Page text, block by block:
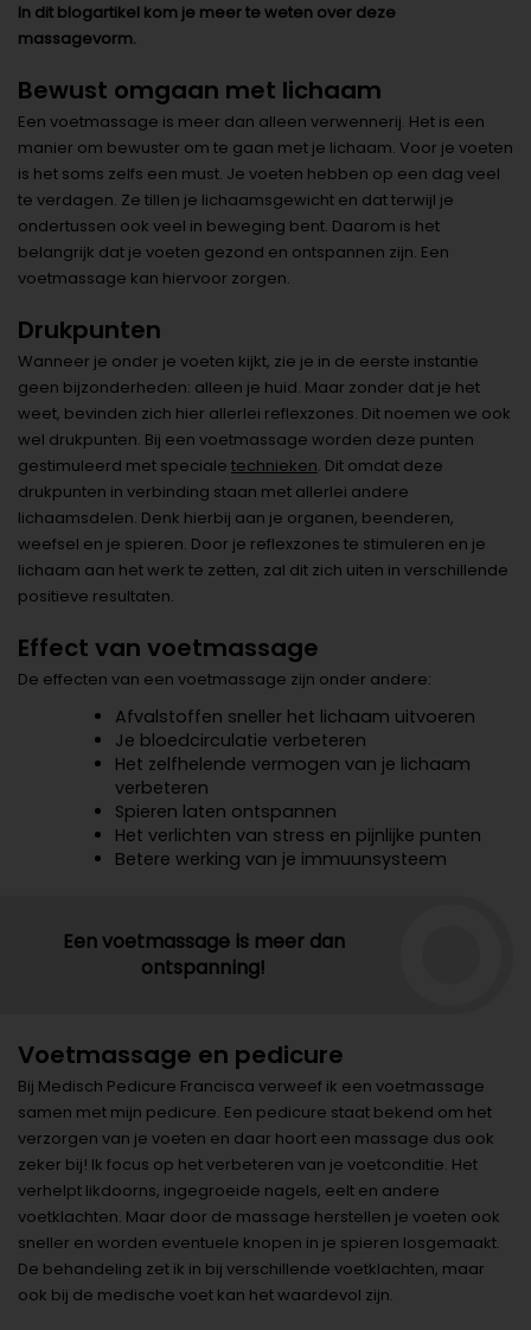
In dit blogartikel kom je meer te weten over deze
massagevorm.
Bewust omgaan met lichaam
Een voetmassage is meer dan alleen verwennerij. Het is een
manier om bewuster om te gaan met je lichaam. Voor je voeten
is het soms zelfs een must. Je voeten hebben op een dag veel
te verdagen. Ze tillen je lichaamsgewicht en dat terwijl je
ondertussen ook veel in beweging bent. Daarom is het
belangrijk dat je voeten gezond en ontspannen zijn. Een
voetmassage kan hiervoor zorgen.
Drukpunten
Wanneer je onder je voeten kijkt, zie je in de eerste instantie
geen bijzonderheden: alleen je huid. Maar zonder dat je het
weet, bevinden zich hier allerlei reflexzones. Dit noemen we ook
wel drukpunten. Bij een voetmassage worden deze punten
gestimuleerd met speciale technieken. Dit omdat deze
drukpunten in verbinding staan met allerlei andere
lichaamsdelen. Denk hierbij aan je organen, beenderen,
weefsel en je spieren. Door je reflexzones te stimuleren en je
lichaam aan het werk te zetten, zal dit zich uiten in verschillende
positieve resultaten.
Effect van voetmassage
De effecten van een voetmassage zijn onder andere:
Afvalstoffen sneller het lichaam uitvoeren
Je bloedcirculatie verbeteren
Het zelfhelende vermogen van je lichaam
verbeteren
Spieren laten ontspannen
Het verlichten van stress en pijnlijke punten
Betere werking van je immuunsysteem
Een voetmassage is meer dan
ontspanning!
Voetmassage en pedicure
Bij Medisch Pedicure Francisca verweef ik een voetmassage
samen met mijn pedicure. Een pedicure staat bekend om het
verzorgen van je voeten en daar hoort een massage dus ook
zeker bij! Ik focus op het verbeteren van je voetconditie. Het
verhelpt likdoorns, ingegroeide nagels, eelt en andere
voetklachten. Maar door de massage herstellen je voeten ook
sneller en worden eventuele knopen in je spieren losgemaakt.
De behandeling zet ik in bij verschillende voetklachten, maar
ook bij de medische voet kan het waardevol zijn.